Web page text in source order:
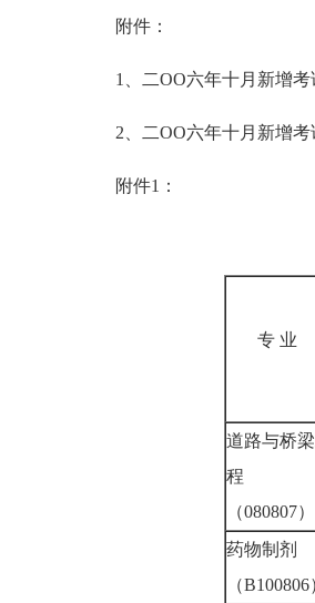
附件：
1、二OO六年十月新增考
2、二OO六年十月新增考
附件1：
专 业
道路与桥
程
（080807
药物制剂
（